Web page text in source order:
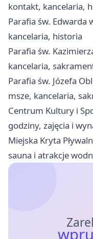
kontakt, kancelaria,
Parafia św. Edwarda
kancelaria, historia
Parafia św.
kancelaria,
Parafia św. Józefa
msze, kancelaria,
Centrum Kultury i
godziny, zajęcia i
Miejska Kryta
sauna i atrakcje